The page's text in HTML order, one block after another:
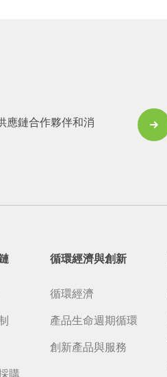
應鏈合作夥伴和消
購
循環經濟與創新
循環經濟
產品生命週期循環
創新產品與服務